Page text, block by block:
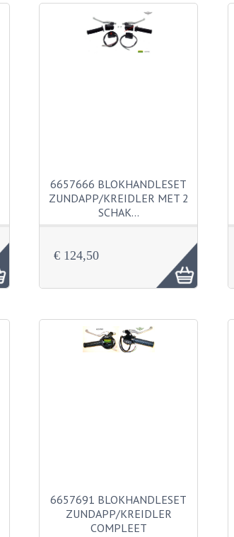
6657666 BLOKHANDLESET
ZUNDAPP/KREIDLER MET 2
SCHAK…
€ 124,50
6657691 BLOKHANDLESET
ZUNDAPP/KREIDLER
COMPLEET